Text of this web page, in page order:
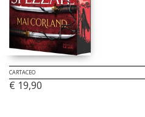
CARTACEO
€ 19,90